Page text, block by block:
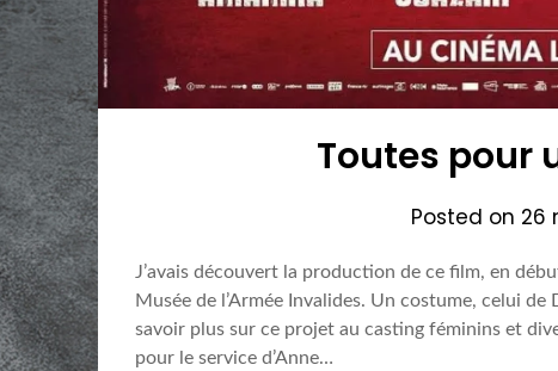
Toutes pour
Posted on 26
J’avais découvert la production de ce film, en
Musée de l’Armée Invalides. Un costume, celui de
savoir plus sur ce projet au casting féminins et
pour le service d’Anne…